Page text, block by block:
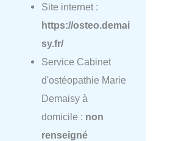
Site internet :
https://osteo.demai
sy.fr/
Service Cabinet
d'ostéopathie Marie
Demaisy à
domicile : non
renseigné